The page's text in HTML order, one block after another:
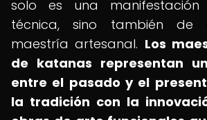
solo es una
técnica, sino también de
maestría artesanal. Los
de katanas representan
entre el pasado y el
la tradición con la